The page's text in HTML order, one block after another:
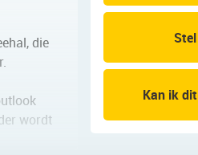
die
wordt
Kan ik